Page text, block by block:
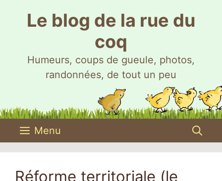
Le blog de la rue du
coq
Humeurs, coups de gueule, photos,
randonnées, de tout un peu
Menu
Réforme territoriale (le